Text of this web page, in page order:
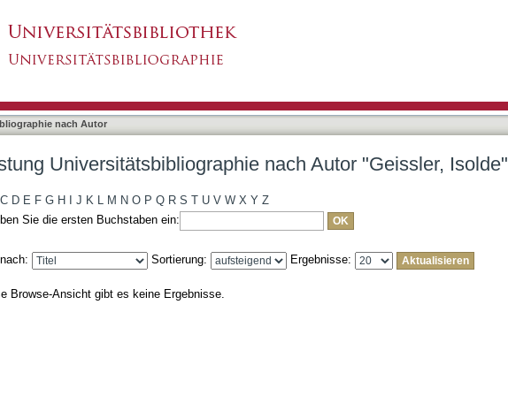
nach Autor
Universitätsbibliographie nach Autor "Geissler, Isolde"
C D E F G H J K L M N O P Q R S T U V W X Y Z
Sie die ersten Buchstaben ein:
Sortierung: Ergebnisse:
Browse-Ansicht gibt es keine Ergebnisse.